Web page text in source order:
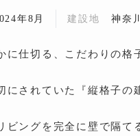
年8月 建設地 神奈
に仕切る、こだわりの格
にされていた『縦格子の
ビングを完全に壁で隔て